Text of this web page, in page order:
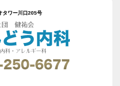
タワー川口205号